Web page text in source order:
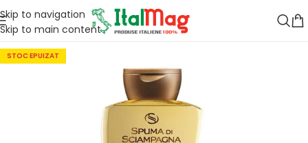
Skip to navigation
Skip to main content
STOC EPUIZAT